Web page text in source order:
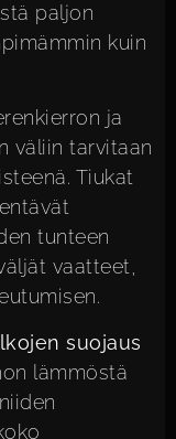
paljon
kuin
ja
väliin tarvitaan
Tiukat
tunteen
vaatteet,
suojaus
lämmöstä